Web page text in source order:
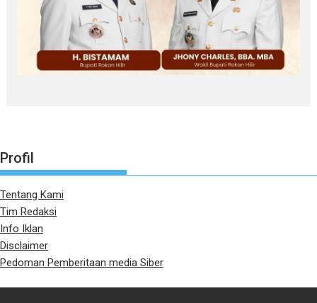
Profil
Tentang Kami
Tim Redaksi
Info Iklan
Disclaimer
Pedoman Pemberitaan media Siber